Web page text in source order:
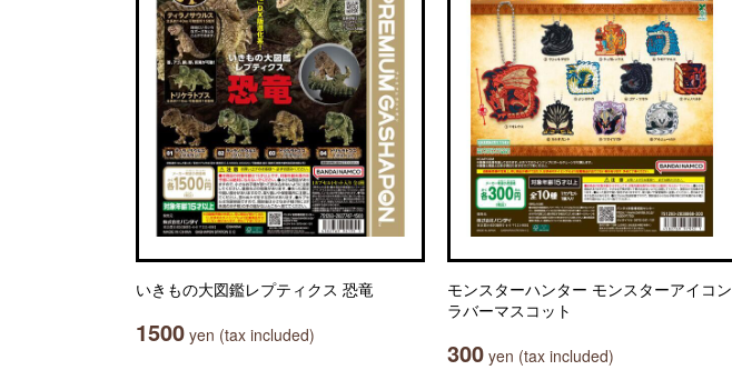
いきもの大図鑑レプティクス 恐竜
1500 yen (tax included)
モンスターハンター モンスターアイコン
ラバーマスコット
300 yen (tax included)